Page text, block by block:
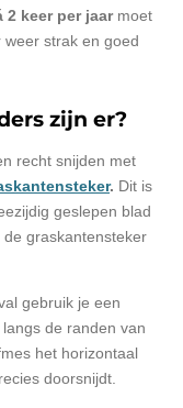
2 keer per jaar moet
strak en goed
zijn er?
recht snijden met
. Dit is
geslepen blad
graskantensteker
gebruik je een
de randen van
het horizontaal
doorsnijdt.